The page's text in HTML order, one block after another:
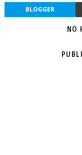
BLOGGER
NO